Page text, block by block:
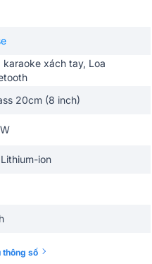
karaoke xách tay, Loa
20cm (8 inch)
ion
Practice Amp
thông số